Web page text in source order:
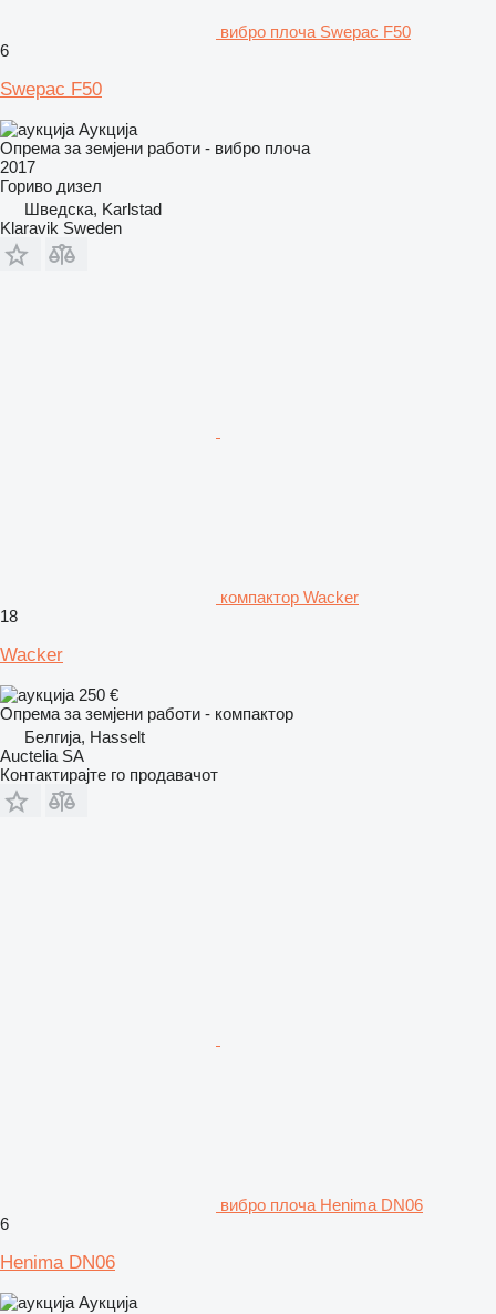
вибро плоча Swepac F50
6
Swepac F50
Аукција
Опрема за земјени работи - вибро плоча
2017
Гориво дизел
Шведска, Karlstad
Klaravik Sweden
компактор Wacker
18
Wacker
250 €
Опрема за земјени работи - компактор
Белгија, Hasselt
Auctelia SA
Контактирајте го продавачот
вибро плоча Henima DN06
6
Henima DN06
Аукција